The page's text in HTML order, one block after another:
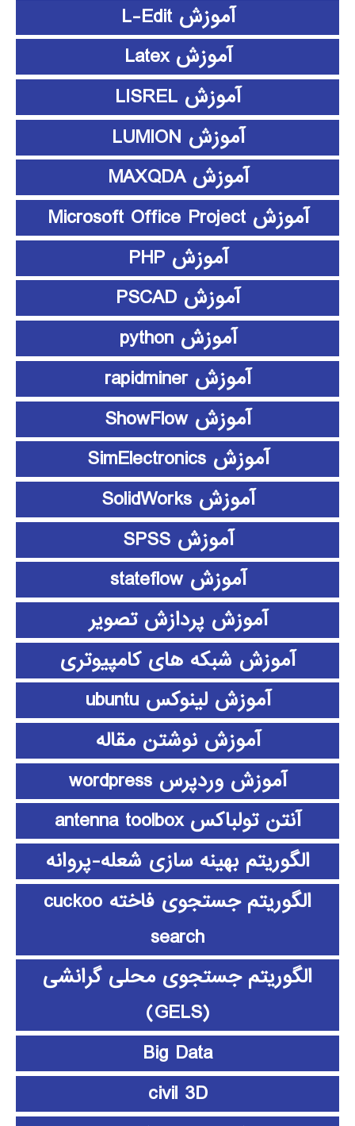
آموزش L-Edit
آموزش Latex
آموزش LISREL
آموزش LUMION
آموزش MAXQDA
آموزش Microsoft Office Project
آموزش PHP
آموزش PSCAD
آموزش python
آموزش rapidminer
آموزش ShowFlow
آموزش SimElectronics
آموزش SolidWorks
آموزش SPSS
آموزش stateflow
آموزش پردازش تصویر
آموزش شبکه های کامپیوتری
آموزش لینوکس ubuntu
آموزش نوشتن مقاله
آموزش وردپرس wordpress
آنتن تولباکس antenna toolbox
الگوریتم بهینه سازی شعله-پروانه
الگوریتم جستجوی فاخته cuckoo
search
الگوریتم جستجوی محلی گرانشی
(GELS)
Big Data
civil 3D